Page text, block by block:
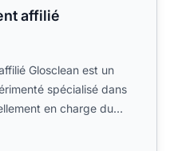
affilié
Glosclean est un
spécialisé dans
en charge du